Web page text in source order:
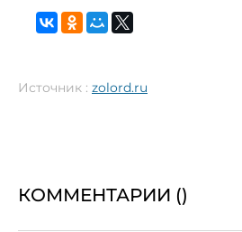
Источник : zolord.ru
КОММЕНТАРИИ ()